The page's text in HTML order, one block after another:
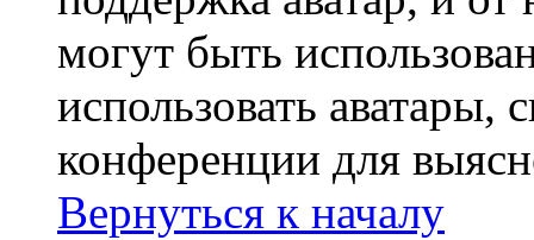
могут быть
использовать аватары,
конференции для
Вернуться к началу